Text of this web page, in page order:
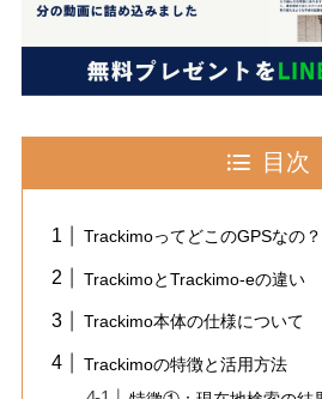
目次
TrackimoってどこのGPSなの？
TrackimoとTrackimo-eの違い
Trackimo本体の仕様について
Trackimoの特徴と活用方法